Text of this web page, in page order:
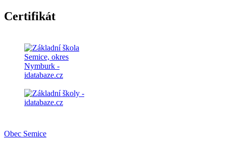
Certifikát
Obec Semice